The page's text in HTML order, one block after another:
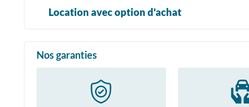
Location avec option d'achat
Nos garanties